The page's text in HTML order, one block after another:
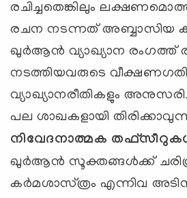
രചിച്ചതെങ്കിലും
രചന നടന്നത്‌ അബ്ബാസിയ
ഖുര്‍ആന്‍ വ്യാഖ്യാന രംഗത്ത്‌
നടത്തിയവരുടെ
വ്യാഖ്യാനരീതികളും
പല ശാഖകളായി
നിവേദനാത്മക
ഖുര്‍ആന്‍ സൂക്തങ്ങള്‍ക്ക്‌
കര്‍മശാസ്‌ത്രം എന്നിവ